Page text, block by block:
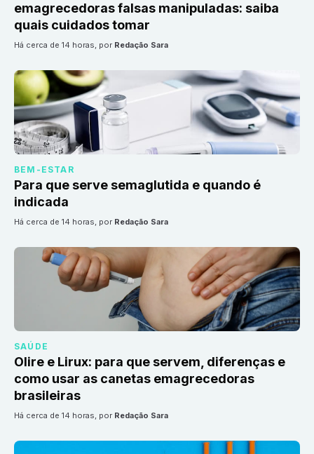
emagrecedoras falsas manipuladas: saiba
quais cuidados tomar
há cerca de 14 horas, por Redação Sara
BEM-ESTAR
Para que serve semaglutida e quando é
indicada
há cerca de 14 horas, por Redação Sara
SAÚDE
Olire e Lirux: para que servem, diferenças e
como usar as canetas emagrecedoras
brasileiras
há cerca de 14 horas, por Redação Sara